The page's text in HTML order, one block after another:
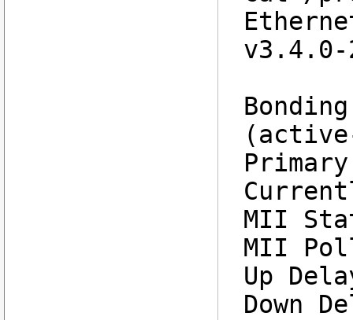
v3.4.0-
MII
MII
Up
Down